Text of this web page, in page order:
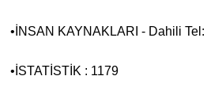
•İNSAN KAYNAKLARI - Dahili
•İSTATİSTİK : 1179